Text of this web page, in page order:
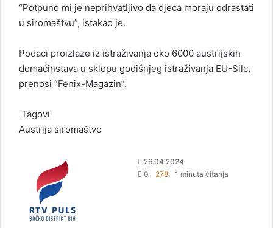
“Potpuno mi je neprihvatljivo da djeca moraju odrastati
u siromaštvu”, istakao je.
Podaci proizlaze iz istraživanja oko 6000 austrijskih
domaćinstava u sklopu godišnjeg istraživanja EU-Silc,
prenosi “Fenix-Magazin”.
Tagovi
Austrija siromaštvo
26.04.2024
0
278 1 minuta čitanja